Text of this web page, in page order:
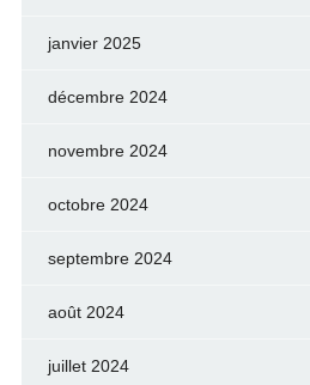
janvier 2025
décembre 2024
novembre 2024
octobre 2024
septembre 2024
août 2024
juillet 2024